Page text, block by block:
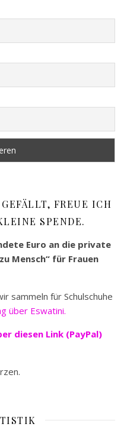
FREUE ICH
SPENDE.
Euro an die private
Mensch“ für Frauen
sammeln für Schulschuhe
über Eswatini.
diesen Link (PayPal)